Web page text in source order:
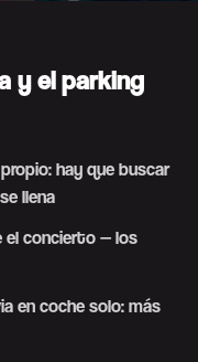
y el parking
hay que buscar
llena
el concierto — los
en coche solo: más